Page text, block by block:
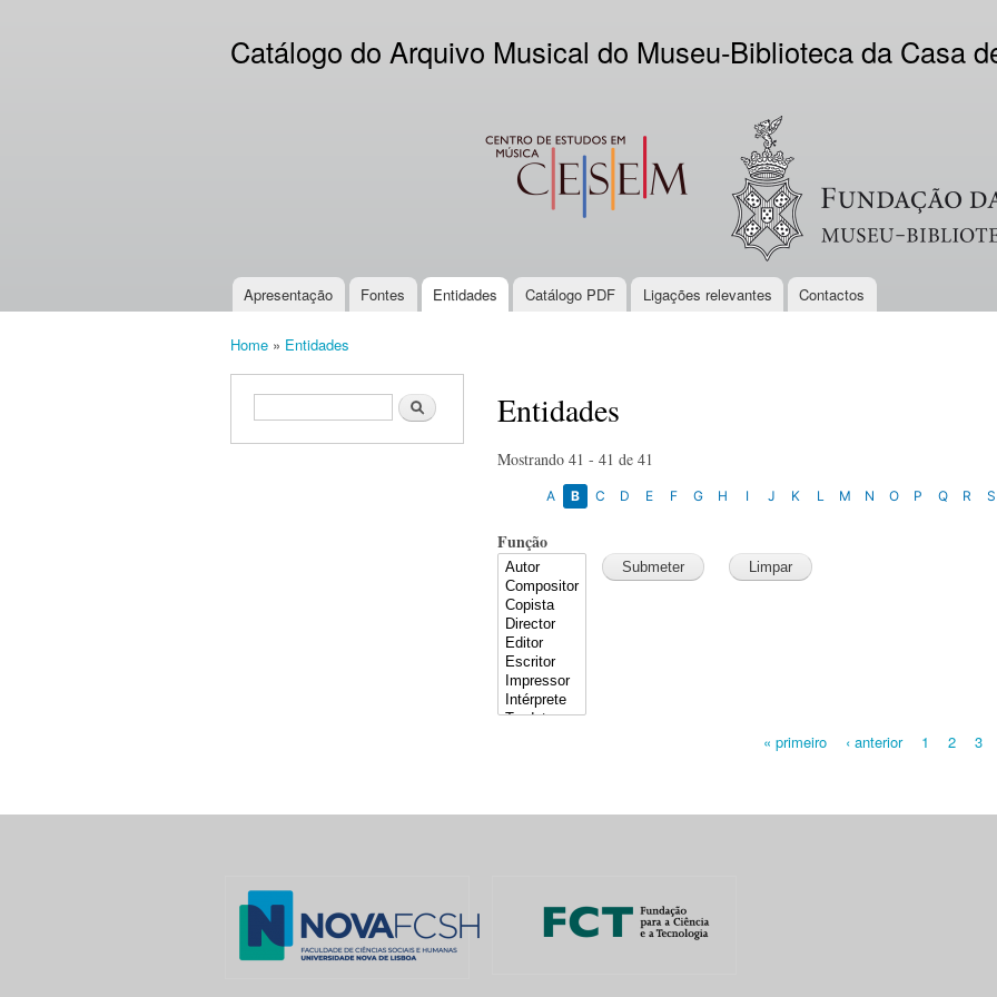
content
Catálogo do Arquivo Musical do Museu-Biblioteca da Casa
CESEM Logo VV
Main menu
Apresentação Fontes Entidades Catálogo PDF Ligações relevantes Contactos
Home » Entidades
Search form Search Entidades
Mostrando 41 - 41 de 41
A B C D E F G H I J K L M N O P Q R S
Função
« primeiro ‹ anterior 1 2 3